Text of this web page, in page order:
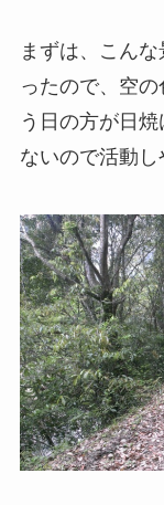
まずは、こん
ったので、空
う日の方が日
ないので活動し